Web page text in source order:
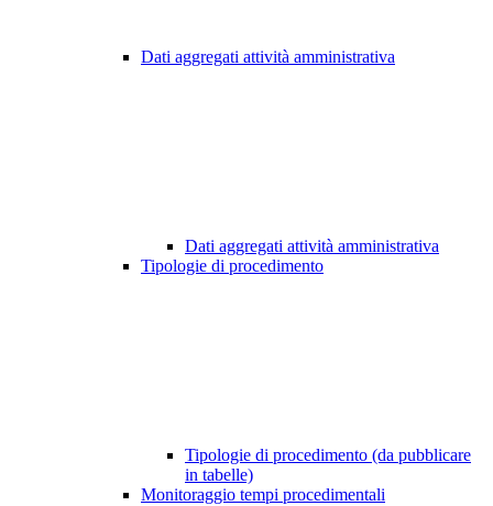
Dati aggregati attività amministrativa
Dati aggregati attività amministrativa
Tipologie di procedimento
Tipologie di procedimento (da pubblicare
in tabelle)
Monitoraggio tempi procedimentali